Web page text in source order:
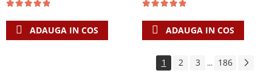
ADAUGA IN COS ADAUGA IN COS
1 2 3 ... 186